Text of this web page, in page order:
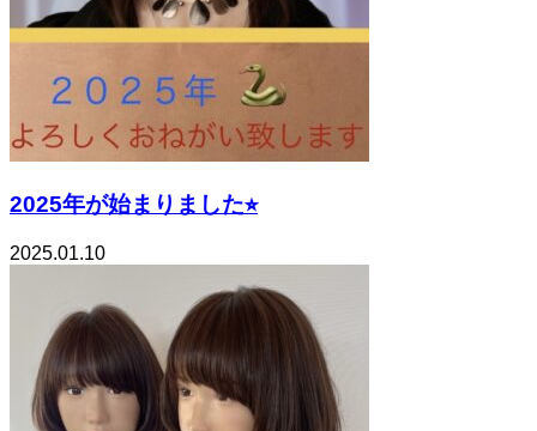
2025年が始まりました⭐︎
2025.01.10